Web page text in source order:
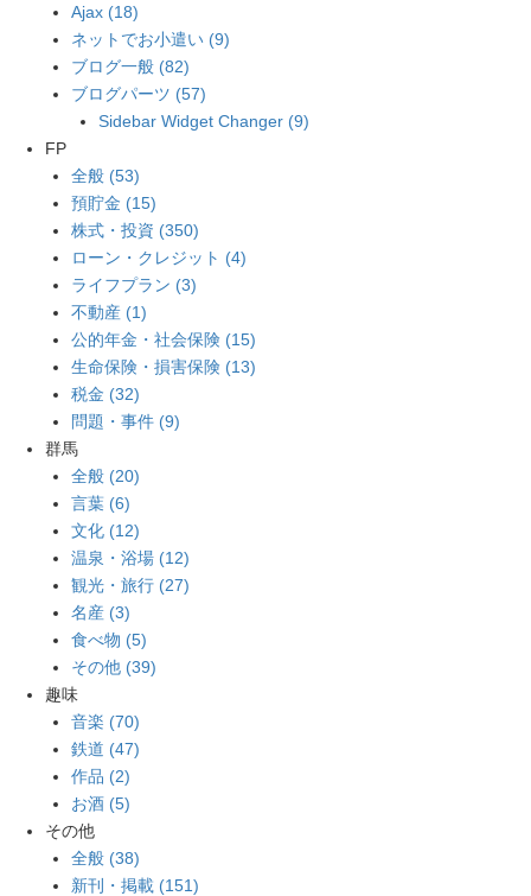
Ajax (18)
ネットでお小遣い (9)
ブログ一般 (82)
ブログパーツ (57)
Sidebar Widget Changer (9)
FP
全般 (53)
預貯金 (15)
株式・投資 (350)
ローン・クレジット (4)
ライフプラン (3)
不動産 (1)
公的年金・社会保険 (15)
生命保険・損害保険 (13)
税金 (32)
問題・事件 (9)
群馬
全般 (20)
言葉 (6)
文化 (12)
温泉・浴場 (12)
観光・旅行 (27)
名産 (3)
食べ物 (5)
その他 (39)
趣味
音楽 (70)
鉄道 (47)
作品 (2)
お酒 (5)
その他
全般 (38)
新刊・掲載 (151)